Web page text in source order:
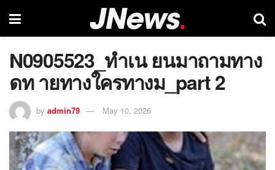
N0905523_ทำเน ยนมาถามทาง
ดท ายทางใครทางม_part 2
by admin79 May 10, 2026